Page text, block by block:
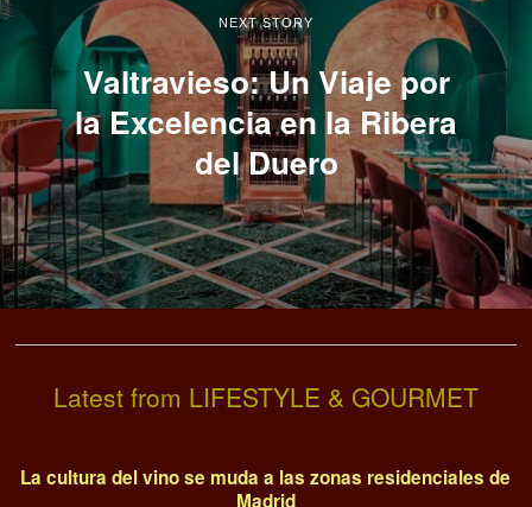
NEXT STORY
Valtravieso: Un Viaje por
la Excelencia en la Ribera
del Duero
Latest from LIFESTYLE & GOURMET
La cultura del vino se muda a las zonas residenciales de
Madrid